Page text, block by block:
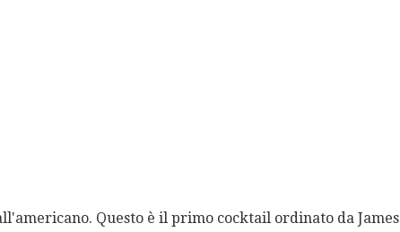
Questo è il primo cocktail ordinato da James